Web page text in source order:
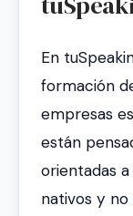
En
formación
empresas
están
orientadas
nativos y